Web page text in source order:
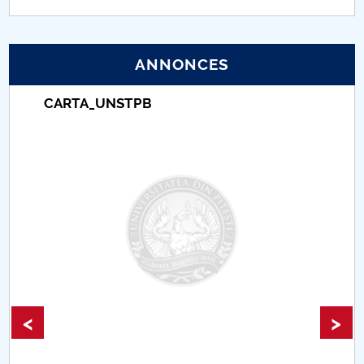
Proiect (PRIM STUD)
Proiect SU-ETIC
Université pour la communauté
Comisie de etica unversitară
Evenimente CUP
ANNONCES
CARTA_UNSTPB
< >